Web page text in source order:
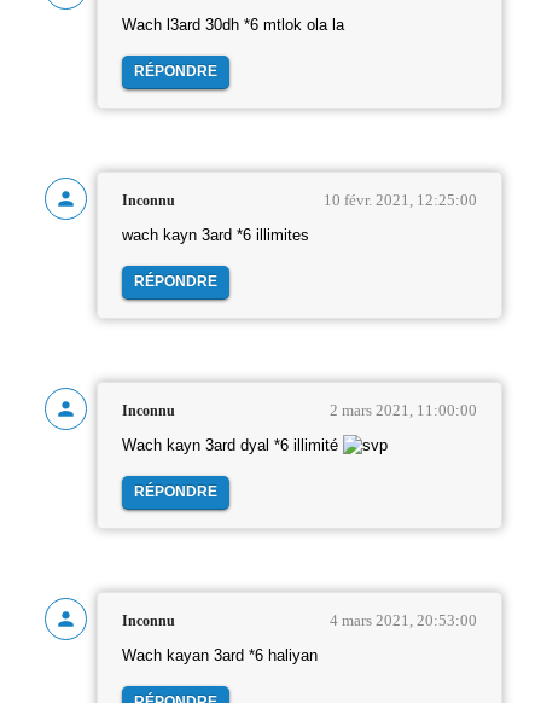
Wach l3ard 30dh *6 mtlok ola la
RÉPONDRE
Inconnu 10 févr. 2021, 12:25:00
wach kayn 3ard *6 illimites
RÉPONDRE
Inconnu 2 mars 2021, 11:00:00
Wach kayn 3ard dyal *6 illimité
RÉPONDRE
Inconnu 4 mars 2021, 20:53:00
Wach kayan 3ard *6 haliyan